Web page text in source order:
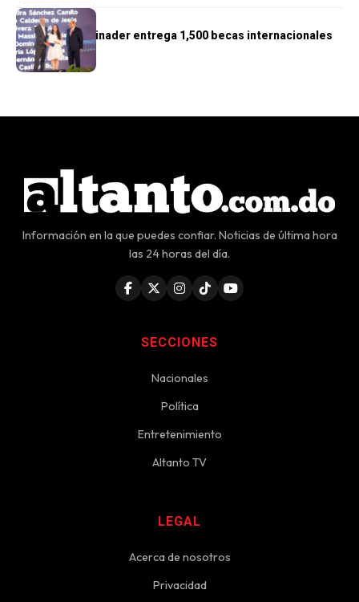
NACIONALES
Presidente Abinader entrega 1,500 becas internacionales
Información en la que puedes confiar. Noticias de última hora
las 24 horas del día.
SECCIONES
Nacionales
Política
Entretenimiento
Altanto TV
LEGAL
Acerca de nosotros
Privacidad